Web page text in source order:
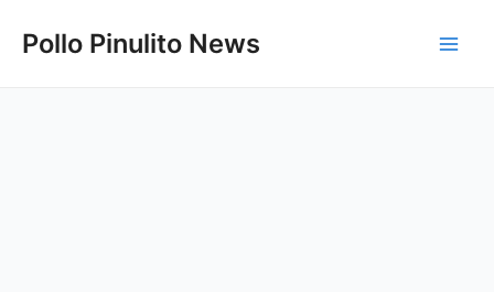
Pollo Pinulito News